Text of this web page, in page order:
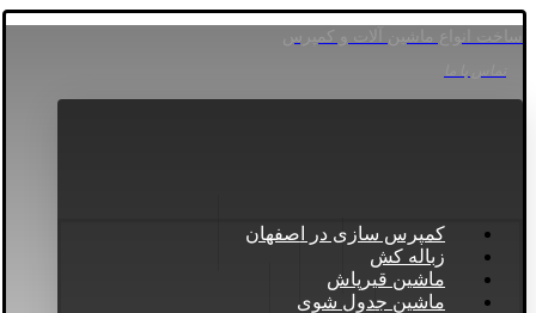
ساخت انواع ماشین آلات و کمپرس
کمپرس سازی در اصفهان
زباله کش
ماشین قیرپاش
ماشین جدول شوی